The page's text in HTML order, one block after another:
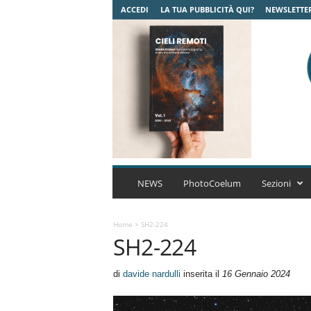
ACCEDI LA TUA PUBBLICITÀ QUI?
C
r
NEWS PhotoCoelum Sezioni
Home > SH2-224
SH2-224
di davide nardulli inserita il 16 Gennaio 2024